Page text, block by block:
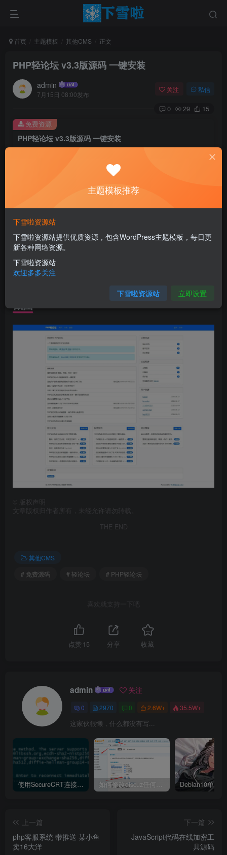
首页 主题模板 其他CMS 正文
PHP轻论坛 v3.3版源码 一键安装
admin
7月15日 08:00发布
关注 私信
0 29 15
PHP轻论坛 v3.3版源码 一键安装
此内容为免费资源，请登录后查看
登录查看
免费资源
PHP轻论坛，一个简单易用的PHP论坛程序。
初衷就是玩玩，既然做了就慢慢更新着吧，目前论坛内容管
理、多用户、富文本编辑、邮箱找回密码、管理员内容管
截图
版权声明
文章版权归作者所有，未经允许请勿转载。
THE END
其他CMS
# 免费源码
# 轻论坛 # PHP轻论坛
喜欢就支持一下吧
点赞 15 分享 收藏
admin 关注
0 2970 0 2.6W+ 35.5W+
这家伙很懒，什么都没有写...
使用SecureCRT连接Ubuntu20.04报错：Key exchange failed. No compatible key exchange method.
上一篇
php客服系统 带推送 某小鱼
卖16大洋
下一篇
JavaScript代码在线加密工
具源码
主题模板推荐
下雪啦资源站
下雪啦资源站提供优质资源，包含WordPress主题模板，每日更
新各种网络资源。
下雪啦资源站
欢迎多多关注
下雪啦资源站 立即设置